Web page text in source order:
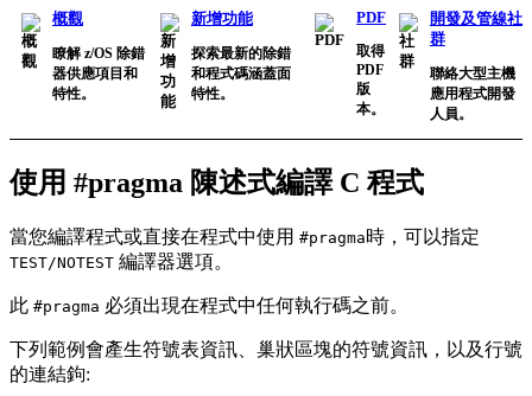
概觀
瞭解 z/OS 除錯
器供應項目和
特性。
新增功能
探索最新的除錯
和程式碼涵蓋面
特性。
PDF
取得
PDF
版
本。
開發及管線社
群
聯絡大型主機
應用程式開發
人員。
使用 #pragma 陳述式編譯 C 程式
當您編譯程式或直接在程式中使用 #pragma時，可以指定
TEST/NOTEST 編譯器選項。
此 #pragma 必須出現在程式中任何執行碼之前。
下列範例會產生符號表資訊、巢狀區塊的符號資訊，以及行號
的連結鉤: